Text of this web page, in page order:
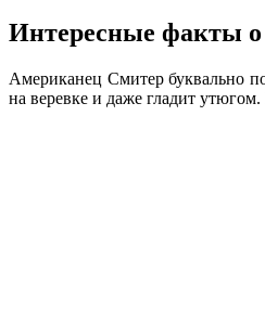
Интересные факты о
Американец Смитер буквально
на веревке и даже гладит